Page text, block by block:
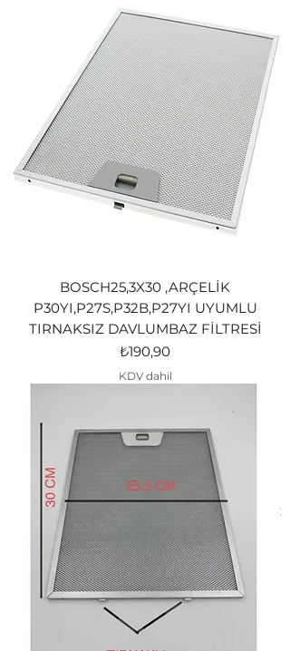
BOSCH25,3X30 ,ARÇELİK
P30YI,P27S,P32B,P27YI UYUMLU
TIRNAKSIZ DAVLUMBAZ FİLTRESİ
Fiyat
₺190,90
KDV dahil